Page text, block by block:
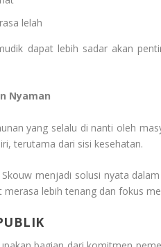
lelah
dapat lebih sadar akan
Nyaman
yang selalu di nanti oleh
terutama dari sisi kesehatan.
menjadi solusi nyata
lebih tenang dan fokus